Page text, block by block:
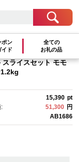
ポン
イド
全ての
お礼の品
スライスセット モモ
15,390 pt
51,300 円
AB1686